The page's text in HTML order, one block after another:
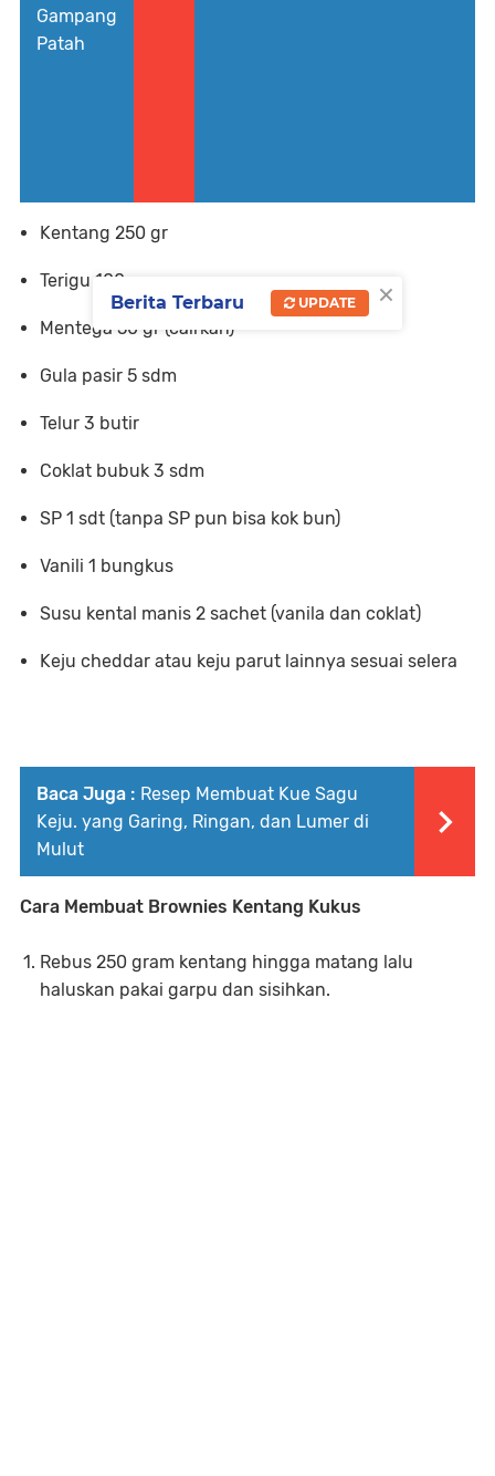
Gampang
Patah
Kentang 250 gr
Terigu 100 gr
Mentega 50 gr (cairkan)
Gula pasir 5 sdm
Telur 3 butir
Coklat bubuk 3 sdm
SP 1 sdt (tanpa SP pun bisa kok bun)
Vanili 1 bungkus
Susu kental manis 2 sachet (vanila dan coklat)
Keju cheddar atau keju parut lainnya sesuai selera
Baca Juga : Resep Membuat Kue Sagu
Keju. yang Garing, Ringan, dan Lumer di
Mulut
Cara Membuat Brownies Kentang Kukus
Rebus 250 gram kentang hingga matang lalu
haluskan pakai garpu dan sisihkan.
×
Berita Terbaru UPDATE